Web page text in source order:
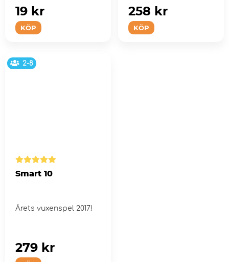
KÖP
19 kr
KÖP
258 kr
2-8
Smart 10
Årets vuxenspel 2017!
279 kr